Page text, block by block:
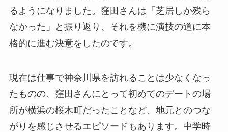
るようになりました。窪田さんは「芝居しか残ら
なかった」と振り返り、それを機に演技の道に本
格的に進む決意をしたのです。
現在は仕事で神奈川県を訪れることは少なくなっ
たものの、窪田さんにとって初めてのデートの場
所が横浜の桜木町だったことなど、地元とのつな
がりを感じさせるエピソードもあります。中学時